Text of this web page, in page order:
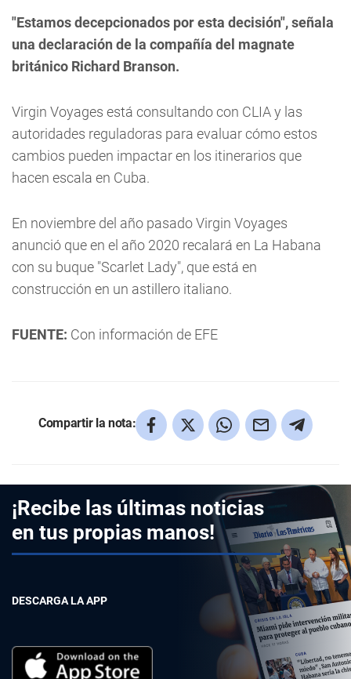
"Estamos decepcionados por esta decisión", señala
una declaración de la compañía del magnate
británico Richard Branson.
Virgin Voyages está consultando con CLIA y las
autoridades reguladoras para evaluar cómo estos
cambios pueden impactar en los itinerarios que
hacen escala en Cuba.
En noviembre del año pasado Virgin Voyages
anunció que en el año 2020 recalará en La Habana
con su buque "Scarlet Lady", que está en
construcción en un astillero italiano.
FUENTE: Con información de EFE
Compartir la nota:
¡Recibe las últimas noticias
en tus propias manos!
DESCARGA LA APP